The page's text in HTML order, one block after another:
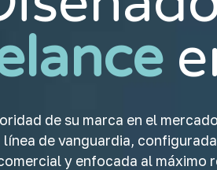
de su marca en el
de vanguardia,
y enfocada al máximo